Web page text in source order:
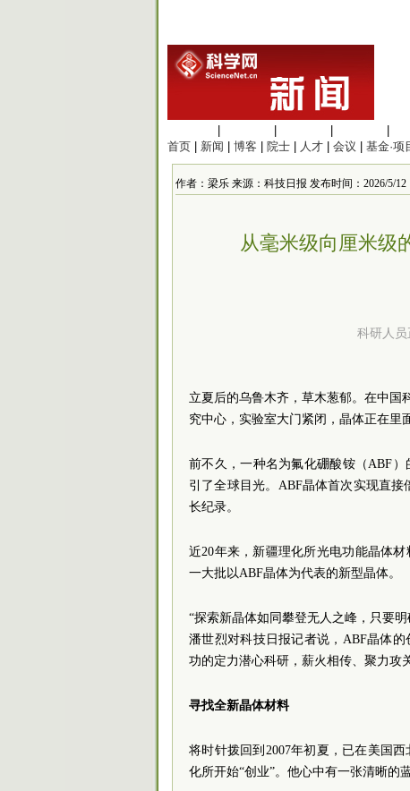
首页
新闻 博客 院士 人才 会议 基金·项
作者：梁乐 来源：科技日报 发布时间：2026/5/12
从毫米级向厘米级
科研人员
立夏后的乌鲁木齐，草木葱郁。在中国
究中心，实验室大门紧闭，晶体正在里
前不久，一种名为氟化硼酸铵（ABF
引了全球目光。ABF晶体首次实现直
长纪录。
近20年来，新疆理化所光电功能晶体
一大批以ABF晶体为代表的新型晶体。
“探索新晶体如同攀登无人之峰，只要
潘世烈对科技日报记者说，ABF晶体
功的定力潜心科研，薪火相传、聚力攻
寻找全新晶体材料
将时针拨回到2007年初夏，已在美国
化所开始“创业”。他心中有一张清晰